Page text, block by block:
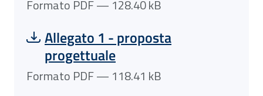
Formato PDF — 128.40 kB
Scarica file:
Allegato 1 - proposta
progettuale
Formato PDF — Dimensione 118.41 kB
Formato PDF — 118.41 kB